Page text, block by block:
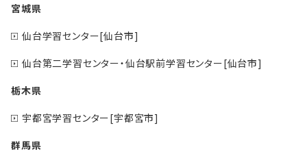
宮城県
仙台学習センター[仙台市]
仙台第二学習センター・仙台駅前学習センター[仙台市]
栃木県
宇都宮学習センター[宇都宮市]
群馬県